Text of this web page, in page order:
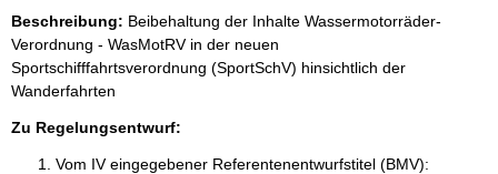
Beschreibung: Beibehaltung der Inhalte Wassermotorräder-
Verordnung - WasMotRV in der neuen
Sportschifffahrtsverordnung (SportSchV) hinsichtlich der
Wanderfahrten
Zu Regelungsentwurf:
Vom IV eingegebener Referentenentwurfstitel (BMV):